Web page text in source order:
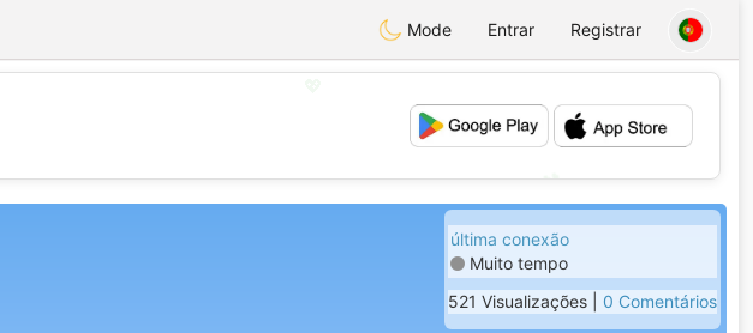
Mode Entrar Registrar
última conexão
Muito tempo
521 Visualizações | 0 Comentários